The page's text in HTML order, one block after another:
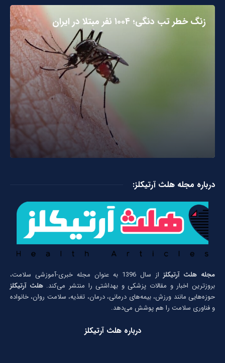
زنگ خطر تب دنگی؛ ۱۰۰۴ نفر مبتلا در ایران
درباره مجله هلث آرتیکلز:
مجله هلث آرتیکلز
از سال 1396 به عنوان مجله خبری-آموزشی سلامت،
بروزترین اخبار و مقالات پزشکی و بهداشتی را منتشر می‌کند.هلث آرتیکلز
حوزه‌هایی مانند ورزش، بیمه‌های درمانی، درمان، تغذیه، سلامت روان، خانواده
و فناوری سلامت را هم پوشش می‌دهد.
درباره هلث آرتیکلز